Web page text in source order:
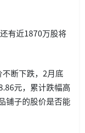
有近1870万股将
断下跌，2月底
元，累计跌幅高
铺子的股价是否能